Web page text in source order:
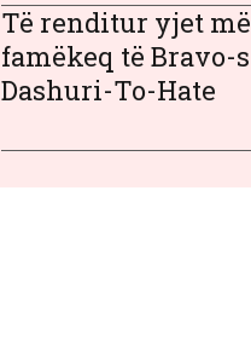
Të renditur yjet më
famëkeq të Bravo-s
Dashuri-To-Hate